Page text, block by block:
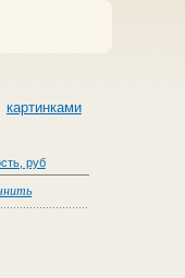
картинками
руб